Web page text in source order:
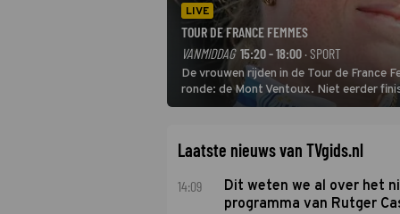
LIVE
TOUR DE FRANCE FEMMES
VANMIDDAG 15:20 - 18:00 · SPORT
De vrouwen rijden in de Tour de France
ronde: de Mont Ventoux. Niet eerder
uit de buitencategorie. De aanloop
Laatste nieuws van TVgids.nl
14:09
Dit weten we al over het
programma van Rutger